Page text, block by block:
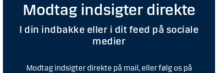
Modtag indsigter direkte
I din indbakke eller i dit feed på sociale
medier
Modtag indsigter direkte på mail, eller følg os på